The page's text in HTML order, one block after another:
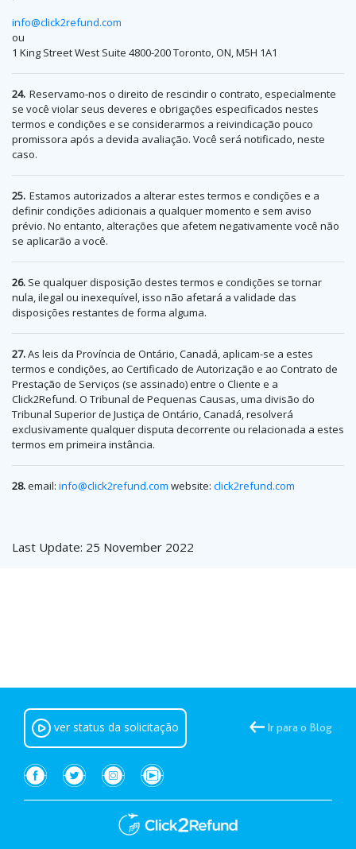
info@click2refund.com
ou
1 King Street West Suite 4800-200 Toronto, ON, M5H 1A1
24. Reservamo-nos o direito de rescindir o contrato, especialmente
se você violar seus deveres e obrigações especificados nestes
termos e condições e se considerarmos a reivindicação pouco
promissora após a devida avaliação. Você será notificado, neste
caso.
25. Estamos autorizados a alterar estes termos e condições e a
definir condições adicionais a qualquer momento e sem aviso
prévio. No entanto, alterações que afetem negativamente você não
se aplicarão a você.
26. Se qualquer disposição destes termos e condições se tornar
nula, ilegal ou inexequível, isso não afetará a validade das
disposições restantes de forma alguma.
27.As leis da Província de Ontário, Canadá, aplicam-se a estes
termos e condições, ao Certificado de Autorização e ao Contrato de
Prestação de Serviços (se assinado) entre o Cliente e a
Click2Refund. O Tribunal de Pequenas Causas, uma divisão do
Tribunal Superior de Justiça de Ontário, Canadá, resolverá
exclusivamente qualquer disputa decorrente ou relacionada a estes
termos em primeira instância.
28.email: info@click2refund.com website: click2refund.com
Last Update: 25 November 2022
ver status da solicitação Ir para o Blog